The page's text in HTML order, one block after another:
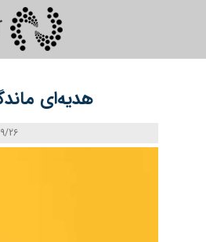
هدیه‌ای
1403/09/26 -